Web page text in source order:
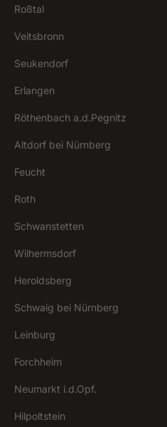
Roßtal
Veitsbronn
Seukendorf
Erlangen
Röthenbach a.d.Pegnitz
Altdorf bei Nürnberg
Feucht
Roth
Schwanstetten
Wilhermsdorf
Heroldsberg
Schwaig bei Nürnberg
Leinburg
Forchheim
Neumarkt i.d.Opf.
Hilpoltstein